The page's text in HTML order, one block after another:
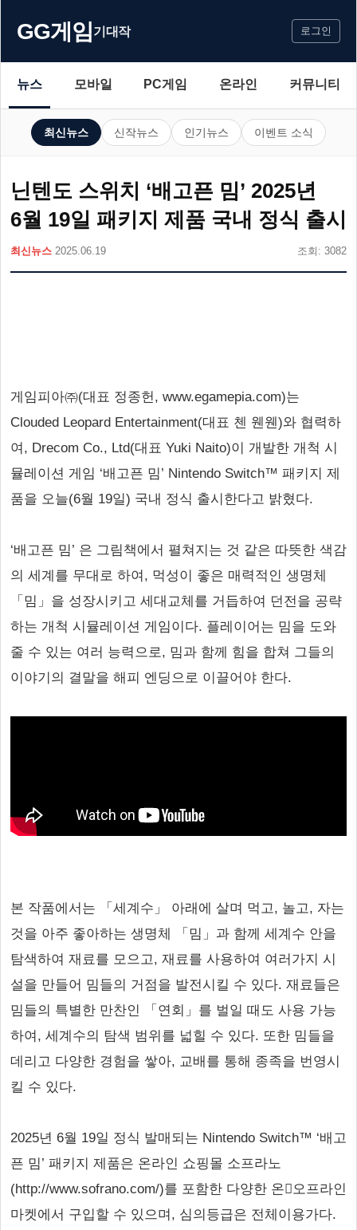
GG게임기대작 로그인
뉴스 모바일 PC게임 온라인 커뮤니티
최신뉴스 신작뉴스 인기뉴스 이벤트 소식
닌텐도 스위치 ‘배고픈 밈’ 2025년
6월 19일 패키지 제품 국내 정식 출시
최신뉴스 2025.06.19 조회: 3082
게임피아㈜(대표 정종헌, www.egamepia.com)는
Clouded Leopard Entertainment(대표 첸 웬웬)와 협력하
여, Drecom Co., Ltd(대표 Yuki Naito)이 개발한 개척 시
뮬레이션 게임 ‘배고픈 밈’ Nintendo Switch™ 패키지 제
품을 오늘(6월 19일) 국내 정식 출시한다고 밝혔다.
‘배고픈 밈’ 은 그림책에서 펼쳐지는 것 같은 따뜻한 색감
의 세계를 무대로 하여, 먹성이 좋은 매력적인 생명체
「밈」을 성장시키고 세대교체를 거듭하여 던전을 공략
하는 개척 시뮬레이션 게임이다. 플레이어는 밈을 도와
줄 수 있는 여러 능력으로, 밈과 함께 힘을 합쳐 그들의
이야기의 결말을 해피 엔딩으로 이끌어야 한다.
본 작품에서는 「세계수」 아래에 살며 먹고, 놀고, 자는
것을 아주 좋아하는 생명체 「밈」과 함께 세계수 안을
탐색하여 재료를 모으고, 재료를 사용하여 여러가지 시
설을 만들어 밈들의 거점을 발전시킬 수 있다. 재료들은
밈들의 특별한 만찬인 「연회」를 벌일 때도 사용 가능
하여, 세계수의 탐색 범위를 넓힐 수 있다. 또한 밈들을
데리고 다양한 경험을 쌓아, 교배를 통해 종족을 번영시
킬 수 있다.
2025년 6월 19일 정식 발매되는 Nintendo Switch™ ‘배고
픈 밈’ 패키지 제품은 온라인 쇼핑몰 소프라노
(http://www.sofrano.com/)를 포함한 다양한 온오프라인
마켓에서 구입할 수 있으며, 심의등급은 전체이용가다.